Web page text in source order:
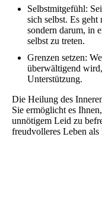
Selbstmitgefühl:
sich selbst. Es
sondern darum, in
selbst zu treten.
Grenzen setzen:
überwältigend
Unterstützung.
Die Heilung des
Sie ermöglicht es
unnötigem Leid zu
freudvolleres Leben